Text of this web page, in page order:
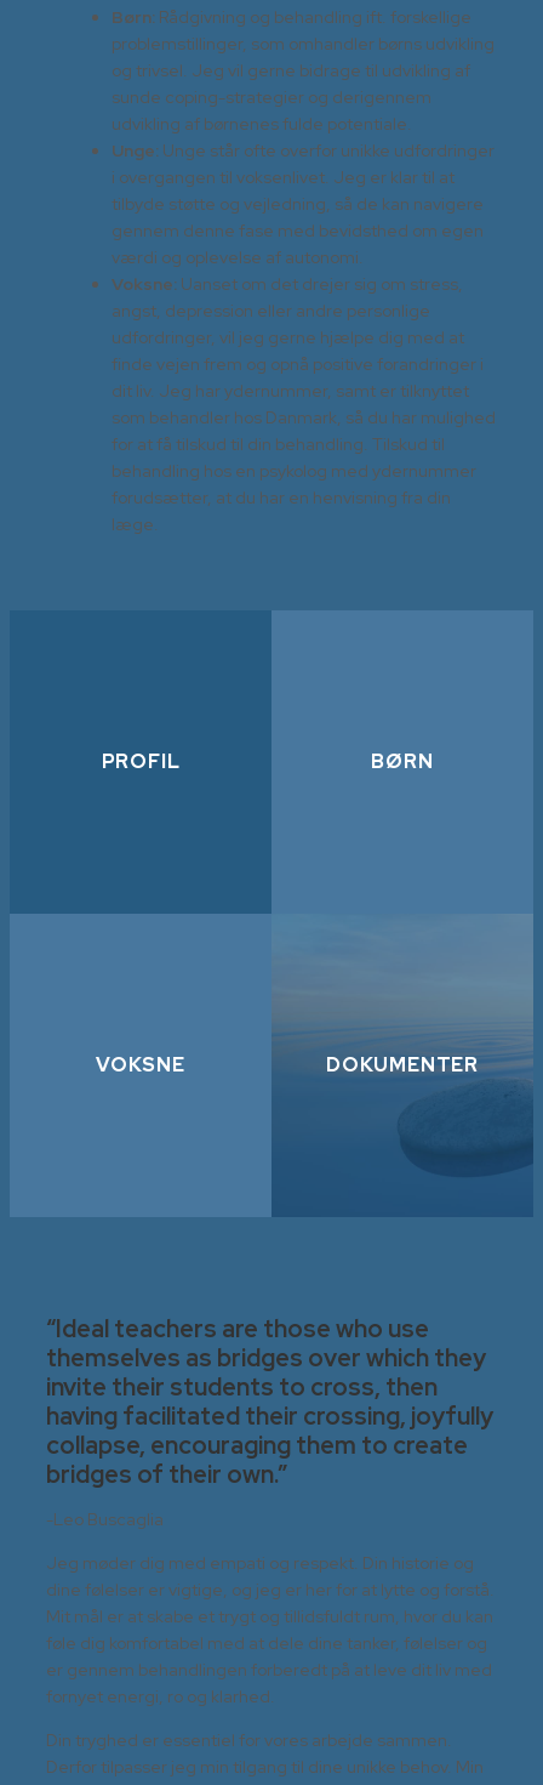
Børn: Rådgivning og behandling ift. forskellige
problemstillinger, som omhandler børns udvikling
og trivsel. Jeg vil gerne bidrage til udvikling af
sunde coping-strategier og derigennem
udvikling af børnenes fulde potentiale.
Unge: Unge står ofte overfor unikke udfordringer
i overgangen til voksenlivet. Jeg er klar til at
tilbyde støtte og vejledning, så de kan navigere
gennem denne fase med bevidsthed om egen
værdi og oplevelse af autonomi.
Voksne: Uanset om det drejer sig om stress,
angst, depression eller andre personlige
udfordringer, vil jeg gerne hjælpe dig med at
finde vejen frem og opnå positive forandringer i
dit liv. Jeg har ydernummer, samt er tilknyttet
som behandler hos Danmark, så du har mulighed
for at få tilskud til din behandling. Tilskud til
behandling hos en psykolog med ydernummer
forudsætter, at du har en henvisning fra din
læge.
PROFIL BØRN
VOKSNE DOKUMENTER
“Ideal teachers are those who use
themselves as bridges over which they
invite their students to cross, then
having facilitated their crossing, joyfully
collapse, encouraging them to create
bridges of their own.”
-Leo Buscaglia
Jeg møder dig med empati og respekt. Din historie og
dine følelser er vigtige, og jeg er her for at lytte og forstå.
Mit mål er at skabe et trygt og tillidsfuldt rum, hvor du kan
føle dig komfortabel med at dele dine tanker, følelser og
er gennem behandlingen forberedt på at leve dit liv med
fornyet energi, ro og klarhed.
Din tryghed er essentiel for vores arbejde sammen.
Derfor tilpasser jeg min tilgang til dine unikke behov. Min